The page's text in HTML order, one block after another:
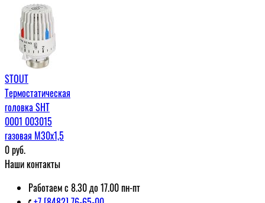
STOUT
Термостатическая
головка SHT
0001 003015
газовая М30х1,5
0руб.
Наши контакты
Работаем с 8.30 до 17.00 пн-пт